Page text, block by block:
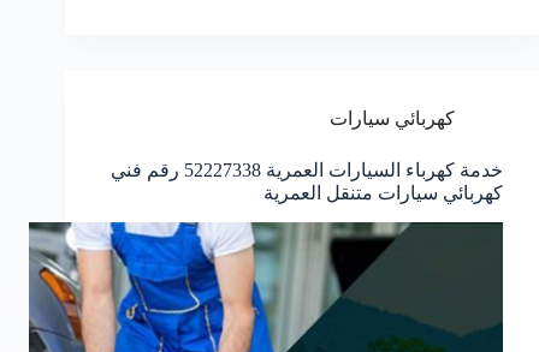
كهربائي سيارات
خدمة كهرباء السيارات العمرية 52227338 رقم فني
كهربائي سيارات متنقل العمرية